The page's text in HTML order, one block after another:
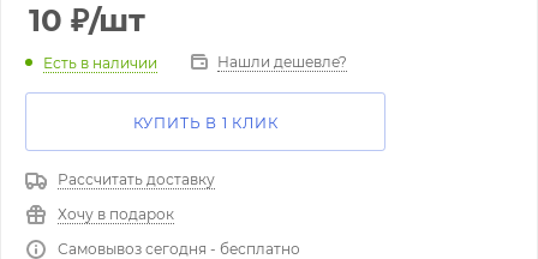
10 ₽/шт
Есть в наличии Нашли дешевле?
КУПИТЬ В 1 КЛИК
Рассчитать доставку
Хочу в подарок
Самовывоз сегодня - бесплатно